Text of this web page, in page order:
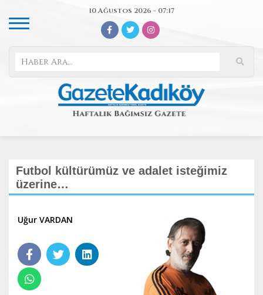
10 Ağustos 2026 - 07:17
Futbol kültürümüz ve adalet isteğimiz
üzerine…
Uğur VARDAN